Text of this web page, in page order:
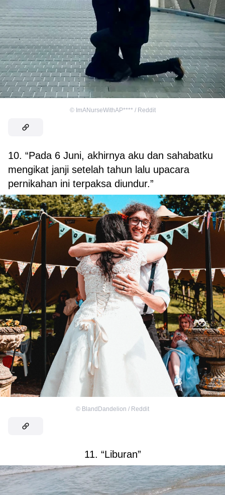
© ImANurseWithAP**** / Reddit
10. “Pada 6 Juni, akhirnya aku dan sahabatku
mengikat janji setelah tahun lalu upacara
pernikahan ini terpaksa diundur.”
© BlandDandelion / Reddit
11. “Liburan”